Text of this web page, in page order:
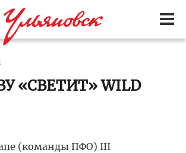
«СВЕТИТ» WILD
(команды ПФО) III